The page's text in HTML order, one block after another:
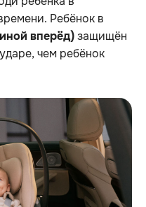
Ребёнок в
вперёд)защищён
чем ребёнок